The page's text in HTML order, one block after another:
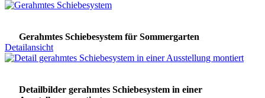
Gerahmtes Schiebesystem für Sommergarten
Detailansicht
Detailbilder gerahmtes Schiebesystem in einer